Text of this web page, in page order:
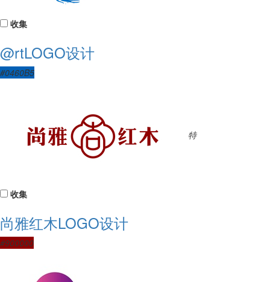
收集
@rtLOGO设计
#0460B5
特
收集
尚雅红木LOGO设计
#900000